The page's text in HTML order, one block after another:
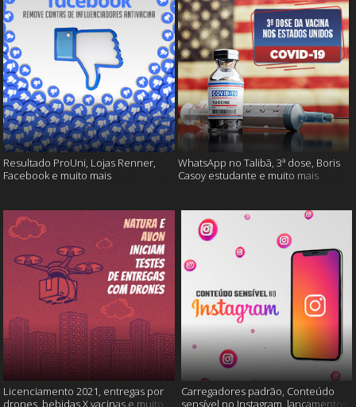
Resultado ProUni, Lojas Renner,
Facebook e muito mais
WhatsApp no Talibã, 3ª dose, Boris
Casoy estudante e muito mais
Licenciamento 2021, entregas por
drones, bebidas X vacinas e muito
Carregadores padrão, Conteúdo
sensível no Instagram, lançamentos